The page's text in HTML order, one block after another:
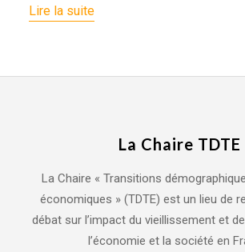
Lire la suite
La Chaire TDTE
La Chaire « Transitions
économiques » (TDTE) est un lieu de
débat sur l’impact du vieillissement et
l’économie et la société en